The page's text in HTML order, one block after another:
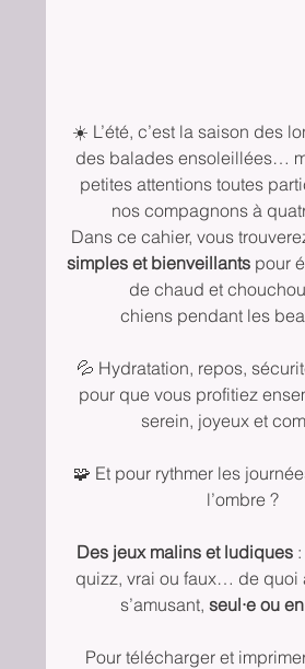
☀️ L’été, c’est la saison des
des balades ensoleillées…
petites attentions toutes
nos compagnons à
Dans ce cahier, vous
simples et bienveillants pour
de chaud et
chiens pendant les
💦 Hydratation, repos,
pour que vous profitiez
serein, joyeux et
🧩 Et pour rythmer les
l’ombre ?
Des jeux malins et ludiques
quizz, vrai ou faux… de quoi
s’amusant, seul·e ou
Pour télécharger et